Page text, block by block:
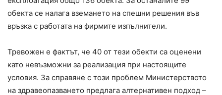
обекта се налага вземането на спешни решения във
връзка с работата на фирмите изпълнители.
Тревожен е фактът, че 40 от тези обекти са оценени
като невъзможни за реализация при настоящите
условия. За справяне с този проблем Министерството
на здравеопазването предлага алтернативен подход –